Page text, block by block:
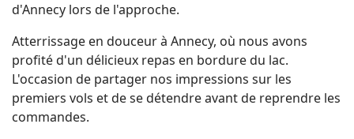
d'Annecy lors de l'approche.
Atterrissage en douceur à Annecy, où nous avons
profité d'un délicieux repas en bordure du lac.
L'occasion de partager nos impressions sur les
premiers vols et de se détendre avant de reprendre les
commandes.